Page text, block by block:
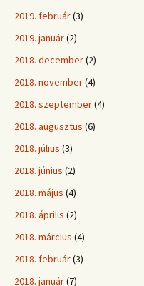
2019. február(3)
2019. január(2)
2018. december(2)
2018. november(4)
2018. szeptember(4)
2018. augusztus (6)
2018. július (3)
2018. június (2)
2018. május (4)
2018. április (2)
2018. március (4)
2018. február(3)
2018. január(7)